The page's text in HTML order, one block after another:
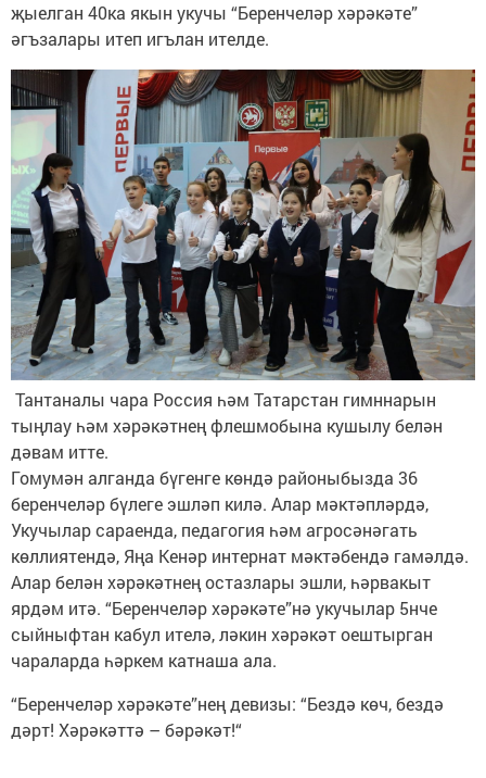
җыелган 40ка якын укучы “Беренчеләр хәрәкәте”
әгъзалары итеп игълан ителде.
Тантаналы чара Россия һәм Татарстан гимннарын
тыңлау һәм хәрәкәтнең флешмобына кушылу белән
дәвам итте.
Гомумән алганда бүгенге көндә районыбызда 36
беренчеләр бүлеге эшләп килә. Алар мәктәпләрдә,
Укучылар сараенда, педагогия һәм агросәнәгать
көллиятендә, Яңа Кенәр интернат мәктәбендә гамәлдә.
Алар белән хәрәкәтнең остазлары эшли, һәрвакыт
ярдәм итә. “Беренчеләр хәрәкәте”нә укучылар 5нче
сыйныфтан кабул ителә, ләкин хәрәкәт оештырган
чараларда һәркем катнаша ала.
“Беренчеләр хәрәкәте”нең девизы: “Бездә көч, бездә
дәрт! Хәрәкәттә – бәрәкәт!“